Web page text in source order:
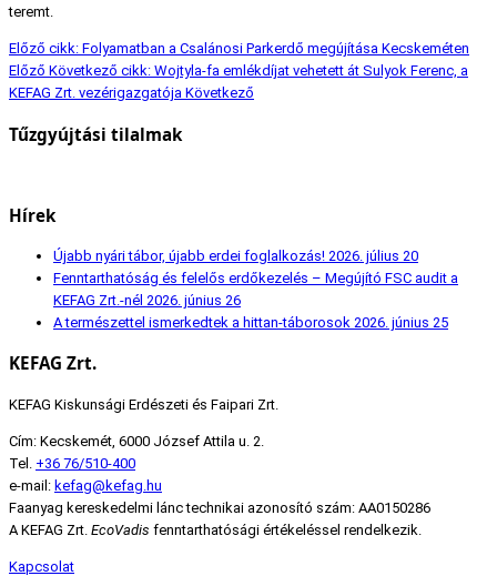
teremt.
Előző cikk: Folyamatban a Csalánosi Parkerdő megújítása Kecskeméten
Előző Következő cikk: Wojtyla-fa emlékdíjat vehetett át Sulyok Ferenc, a
KEFAG Zrt. vezérigazgatója Következő
Tűzgyújtási tilalmak
Hírek
Újabb nyári tábor, újabb erdei foglalkozás! 2026. július 20
Fenntarthatóság és felelős erdőkezelés – Megújító FSC audit a
KEFAG Zrt.-nél 2026. június 26
A természettel ismerkedtek a hittan-táborosok 2026. június 25
KEFAG Zrt.
KEFAG Kiskunsági Erdészeti és Faipari Zrt.
Cím: Kecskemét, 6000 József Attila u. 2.
Tel. +36 76/510-400
e-mail: kefag@kefag.hu
Faanyag kereskedelmi lánc technikai azonosító szám: AA0150286
A KEFAG Zrt. EcoVadis fenntarthatósági értékeléssel rendelkezik.
Kapcsolat